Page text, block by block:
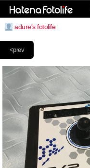
adure's fotolife
<prev